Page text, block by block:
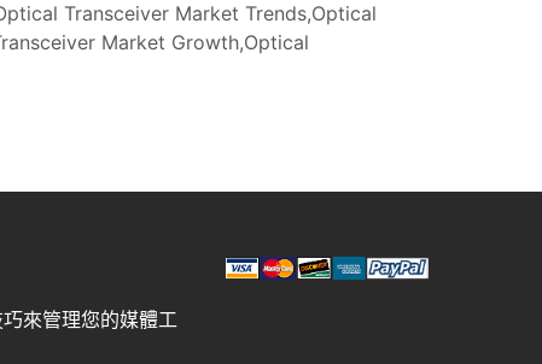
Transceiver Market Trends,Optical
Market Growth,Optical
來管理您的媒體工